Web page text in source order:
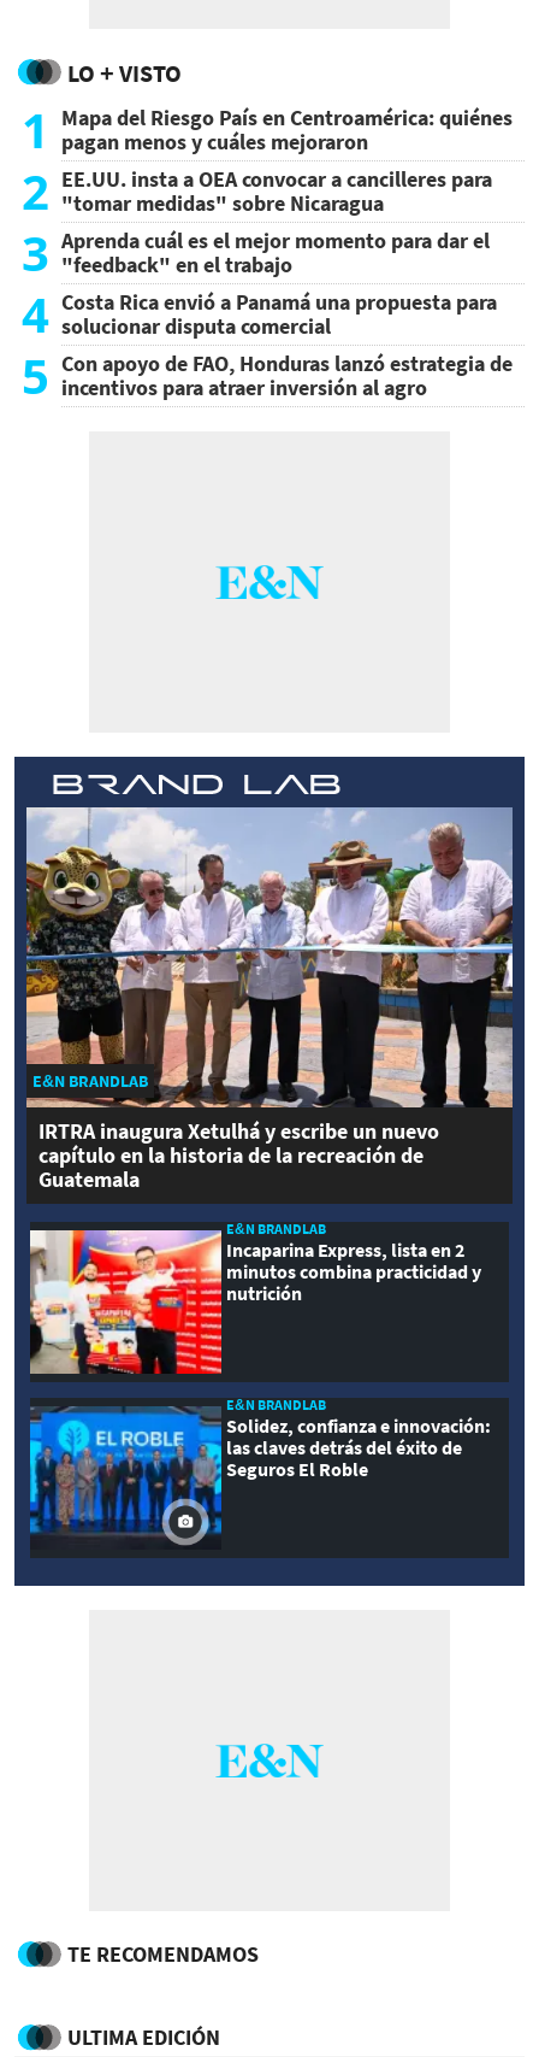
LO + VISTO
1
Mapa del Riesgo País en Centroamérica: quiénes
pagan menos y cuáles mejoraron
2 EE.UU. insta a OEA convocar a cancilleres para
"tomar medidas" sobre Nicaragua
3 Aprenda cuál es el mejor momento para dar el
"feedback" en el trabajo
4 Costa Rica envió a Panamá una propuesta para
solucionar disputa comercial
5 Con apoyo de FAO, Honduras lanzó estrategia de
incentivos para atraer inversión al agro
E&N BRANDLAB
IRTRA inaugura Xetulhá y escribe un nuevo
capítulo en la historia de la recreación de
Guatemala
E&N BRANDLAB
Incaparina Express, lista en 2
minutos combina practicidad y
nutrición
E&N BRANDLAB
Solidez, confianza e innovación:
las claves detrás del éxito de
Seguros El Roble
TE RECOMENDAMOS
ULTIMA EDICIÓN